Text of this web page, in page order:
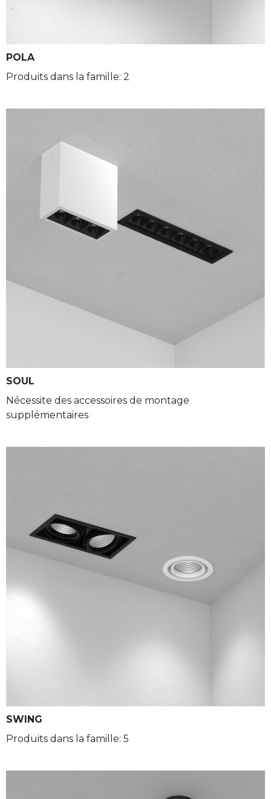
POLA
Produits dans la famille: 2
SOUL
Nécessite des accessoires de montage
supplémentaires
SWING
Produits dans la famille: 5